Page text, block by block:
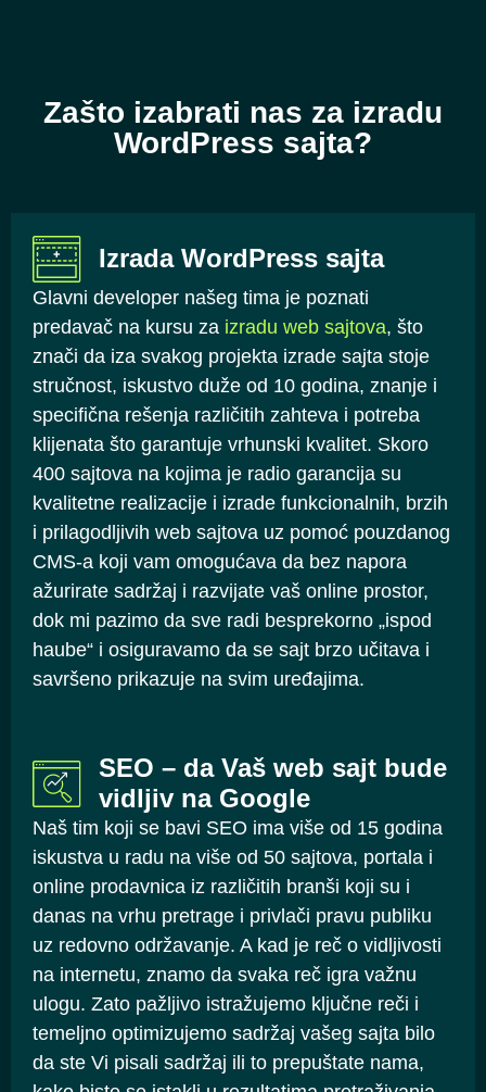
Zašto izabrati nas za izradu
WordPress sajta?
Izrada WordPress sajta
Glavni developer našeg tima je poznati
predavač na kursu za izradu web sajtova, što
znači da iza svakog projekta izrade sajta stoje
stručnost, iskustvo duže od 10 godina, znanje i
specifična rešenja različitih zahteva i potreba
klijenata što garantuje vrhunski kvalitet. Skoro
400 sajtova na kojima je radio garancija su
kvalitetne realizacije i izrade funkcionalnih, brzih
i prilagodljivih web sajtova uz pomoć pouzdanog
CMS-a koji vam omogućava da bez napora
ažurirate sadržaj i razvijate vaš online prostor,
dok mi pazimo da sve radi besprekorno „ispod
haube“ i osiguravamo da se sajt brzo učitava i
savršeno prikazuje na svim uređajima.
SEO – da Vaš web sajt bude
vidljiv na Google
Naš tim koji se bavi SEO ima više od 15 godina
iskustva u radu na više od 50 sajtova, portala i
online prodavnica iz različitih branši koji su i
danas na vrhu pretrage i privlači pravu publiku
uz redovno održavanje. A kad je reč o vidljivosti
na internetu, znamo da svaka reč igra važnu
ulogu. Zato pažljivo istražujemo ključne reči i
temeljno optimizujemo sadržaj vašeg sajta bilo
da ste Vi pisali sadržaj ili to prepuštate nama,